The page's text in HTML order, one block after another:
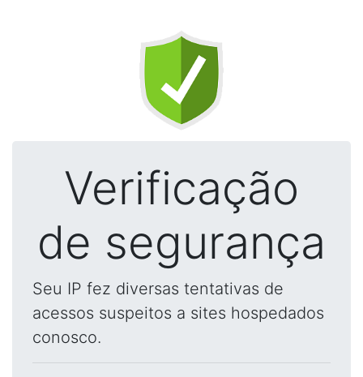
Verificação
de segurança
Seu IP fez diversas tentativas de
acessos suspeitos a sites hospedados
conosco.